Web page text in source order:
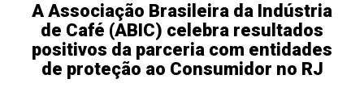
A Associação Brasileira da Indústria
de Café (ABIC) celebra resultados
positivos da parceria com entidades
de proteção ao Consumidor no RJ